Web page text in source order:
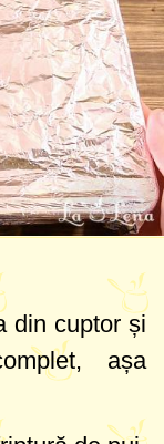
din cuptor și
așa